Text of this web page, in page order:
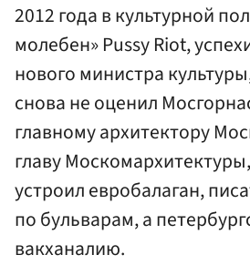
2012 года в культурной
молебен» Pussy Riot,
нового министра
снова не оценил
главному архитектору
главу
устроил евробалаган,
по бульварам, а
вакханалию.